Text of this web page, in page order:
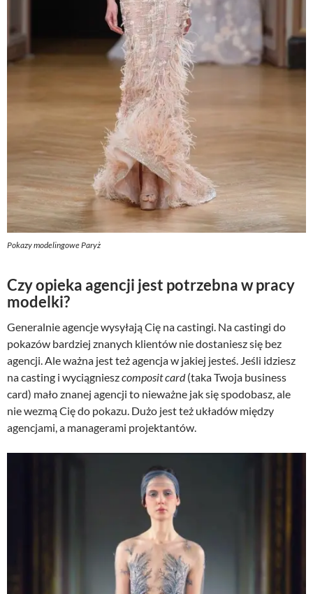
Pokazy modelingowe Paryż
Czy opieka agencji jest potrzebna w pracy
modelki?
Generalnie agencje wysyłają Cię na castingi. Na castingi do
pokazów bardziej znanych klientów nie dostaniesz się bez
agencji. Ale ważna jest też agencja w jakiej jesteś. Jeśli idziesz
na casting i wyciągnieszcomposit card(taka Twoja business
card) mało znanej agencji to nieważne jak się spodobasz, ale
nie wezmą Cię do pokazu. Dużo jest też układów między
agencjami, a managerami projektantów.